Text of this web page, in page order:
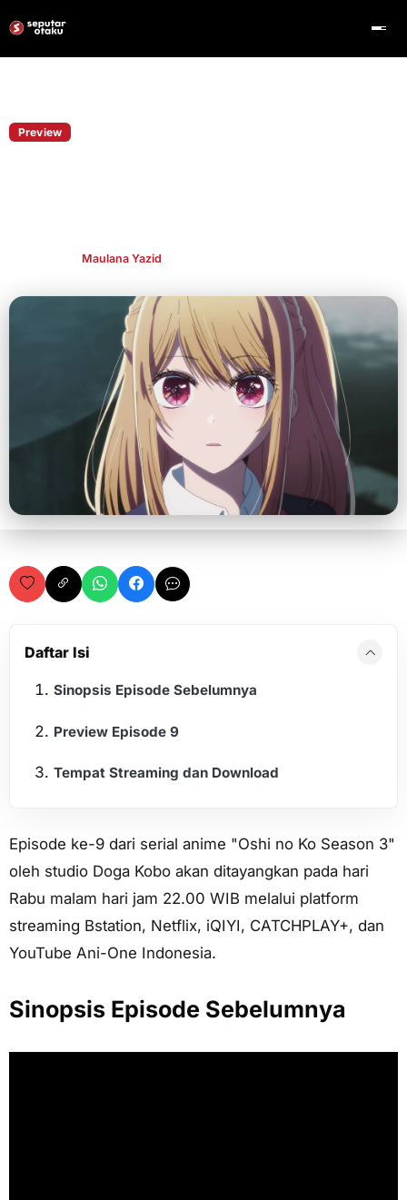
Preview
Maulana Yazid
Daftar Isi
Sinopsis Episode Sebelumnya
Preview Episode 9
Tempat Streaming dan Download
Episode ke-9 dari serial anime "Oshi no Ko Season 3"
oleh studio Doga Kobo akan ditayangkan pada hari
Rabu malam hari jam 22.00 WIB melalui platform
streaming Bstation, Netflix, iQIYI, CATCHPLAY+, dan
YouTube Ani-One Indonesia.
Sinopsis Episode Sebelumnya